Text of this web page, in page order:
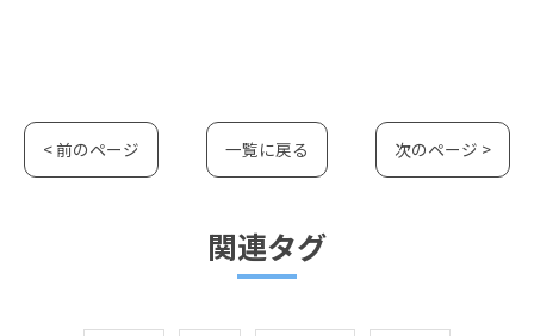
< 前のページ 一覧に戻る 次のページ >
関連タグ